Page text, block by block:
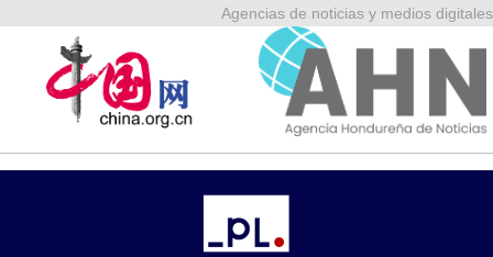
Agencias de noticias y medios digitales